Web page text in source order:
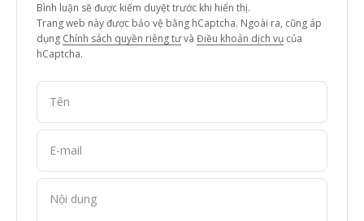
Bình luận sẽ được kiểm duyệt trước khi hiển thị.
Trang web này được bảo vệ bằng hCaptcha. Ngoài ra, cũng áp
dụng Chính sách quyền riêng tưvà Điều khoản dịch vụ của
hCaptcha.
Tên
E-mail
Nội dung